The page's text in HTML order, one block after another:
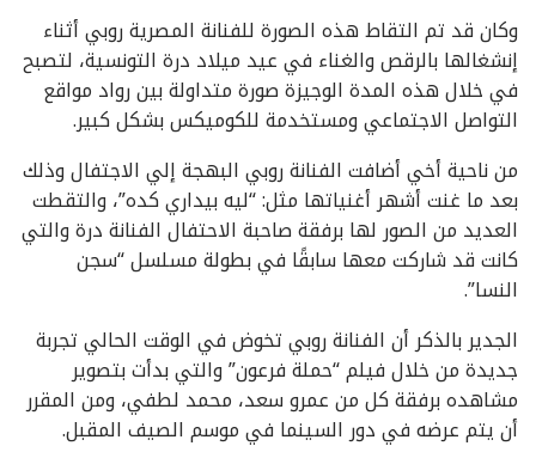
وكان قد تم التقاط هذه الصورة للفنانة المصرية روبي أثناء
إنشغالها بالرقص والغناء في عيد ميلاد درة التونسية، لتصبح
في خلال هذه المدة الوجيزة صورة متداولة بين رواد مواقع
التواصل الاجتماعي ومستخدمة للكوميكس بشكل كبير.
من ناحية أخي أضافت الفنانة روبي البهجة إلي الاجتفال وذلك
بعد ما غنت أشهر أغنياتها مثل: “ليه بيداري كده”، والتقطت
العديد من الصور لها برفقة صاحبة الاحتفال الفنانة درة والتي
كانت قد شاركت معها سابقًا في بطولة مسلسل “سجن
النسا”.
الجدير بالذكر أن الفنانة روبي تخوض في الوقت الحالي تجربة
جديدة من خلال فيلم “حملة فرعون” والتي بدأت بتصوير
مشاهده برفقة كل من عمرو سعد، محمد لطفي، ومن المقرر
أن يتم عرضه في دور السينما في موسم الصيف المقبل.